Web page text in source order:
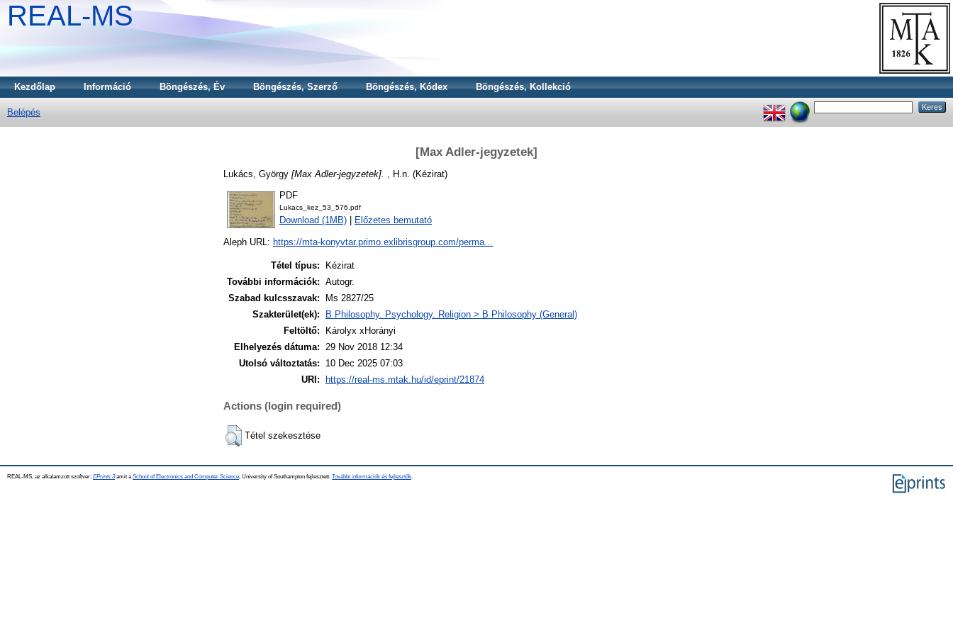
REAL-MS
Kezdőlap Információ Böngészés, Év Böngészés, Szerző Böngészés, Kódex Böngészés, Kollekció
Belépés
[Max Adler-jegyzetek]
Lukács, György [Max Adler-jegyzetek]. , H.n. (Kézirat)
PDF
Lukacs_kez_53_576.pdf
Download (1MB) Előzetes bemutató
Aleph URL: https://mta-konyvtar.primo.exlibrisgroup.com/perma...
Tétel típus:
Kézirat
További információk: Autogr.
Szabad kulcsszavak:
Ms 2827/25
Szakterület(ek):
B Philosophy. Psychology. Religion > B Philosophy (General)
Feltöltő:
Károlyx xHorányi
Elhelyezés dátuma: 29 Nov 2018 12:34
Utolsó változtatás:
10 Dec 2025 07:03
URI:
https://real-ms.mtak.hu/id/eprint/21874
Actions (login required)
Tétel szekesztése
REAL-MS, az alkalamzott szoftver: EPrints 3amit a School of Electronics and Computer Science , University of Southampton fejlesztett. További információk és fejlesztők